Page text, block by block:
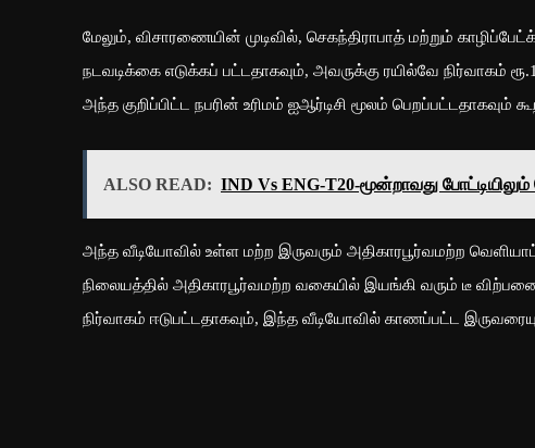
மேலும், விசாரணையின் முடிவில், செகந்திராபாத் மற்றும்
நடவடிக்கை எடுக்கப் பட்டதாகவும், அவருக்கு ரயில்வே நிர்வாகம்
அந்த குறிப்பிட்ட நபரின் உரிமம் ஐஆர்டிசி மூலம் பெறப்பட்டதாகவும்
ALSO READ: IND Vs ENG-T20-மூன்றாவது
அந்த வீடியோவில் உள்ள மற்ற இருவரும் அதிகாரபூர்வமற்ற
நிலையத்தில் அதிகாரபூர்வமற்ற வகையில் இயங்கி வரும் டீ
நிர்வாகம் ஈடுபட்டதாகவும், இந்த வீடியோவில் காணப்பட்ட